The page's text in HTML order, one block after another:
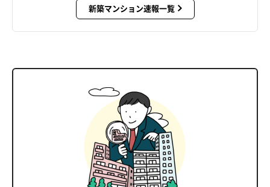
新築マンション速報一覧